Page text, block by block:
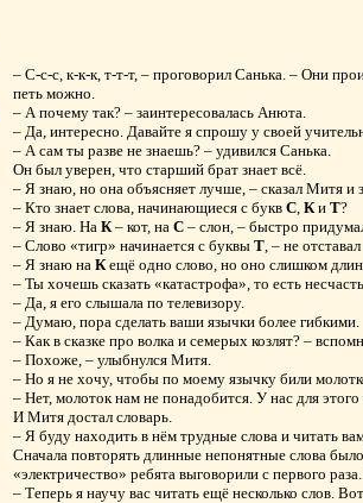
– С-с-с, к-к-к, т-т-т, – проговорил Санька. – Они
петь можно.
– А почему так? – заинтересовалась Анюта.
– Да, интересно. Давайте я спрошу у своей
– А сам ты разве не знаешь? – удивился Санька.
Он был уверен, что старший брат знает всё.
– Я знаю, но она объясняет лучше, – сказал Митя и
– Кто знает слова, начинающиеся с букв С, Ки Т?
– Я знаю. На К– кот, на С – слон, – быстро
– Слово «тигр» начинается с буквы Т, – не
– Я знаю на Кещё одно слово, но оно слишком
– Ты хочешь сказать «катастрофа», то есть
– Да, я его слышала по телевизору.
– Думаю, пора сделать ваши язычки более гибкими.
– Как в сказке про волка и семерых козлят? –
– Похоже, – улыбнулся Митя.
– Но я не хочу, чтобы по моему язычку били
– Нет, молоток нам не понадобится. У нас для этого
И Митя достал словарь.
– Я буду находить в нём трудные слова и читать
Сначала повторять длинные непонятные слова
«электричество» ребята выговорили с первого раза.
– Теперь я научу вас читать ещё несколько слов.